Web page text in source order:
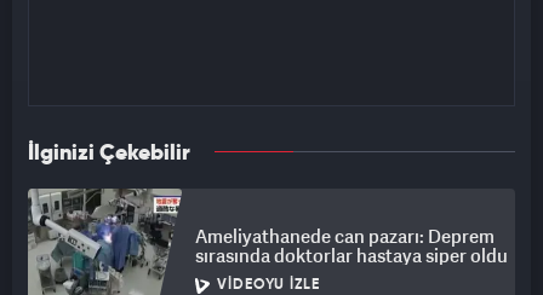
İlginizi Çekebilir
Ameliyathanede can pazarı: Deprem
sırasında doktorlar hastaya siper oldu
VIDEOYU İZLE